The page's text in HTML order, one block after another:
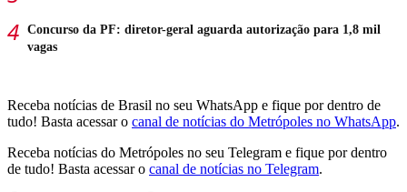
Concurso da PF: diretor-geral aguarda autorização para 1,8 mil
vagas
Receba notícias de Brasil no seu WhatsApp e fique por dentro de
tudo! Basta acessar o canal de notícias do Metrópoles no WhatsApp.
Receba notícias do Metrópoles no seu Telegram e fique por dentro
de tudo! Basta acessar o canal de notícias no Telegram.